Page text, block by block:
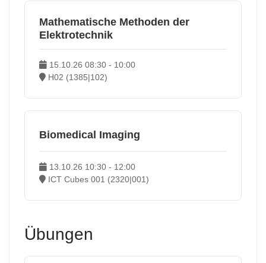
Mathematische Methoden der
Elektrotechnik
15.10.26 08:30 - 10:00
H02 (1385|102)
Biomedical Imaging
13.10.26 10:30 - 12:00
ICT Cubes 001 (2320|001)
Übungen